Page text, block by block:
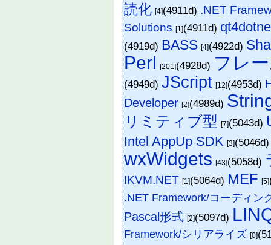
読化 [4](4911d) .NET
Solutions [1](4911d)
(4919d) BASS [4](4922d)
Perl [201](4928d) フレ
(4949d)JScript [12](4953d)
Developer [2](4989d)
リミティブ型 [7](5043d)
Intel AppUp SDK [3]
wxWidgets [43](5058d)
IKVM.NET [1](5064d) MEF [5]
.NET Framework/コーディン
Pascal形式 [2](5097d)
Framework/シリアライズ [0]